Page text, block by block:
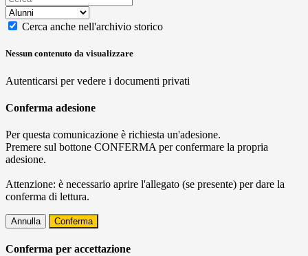
Cerca anche nell'archivio storico
Nessun contenuto da visualizzare
Autenticarsi per vedere i documenti privati
Conferma adesione
Per questa comunicazione è richiesta un'adesione.
Premere sul bottone CONFERMA per confermare la propria
adesione.
Attenzione: è necessario aprire l'allegato (se presente) per dare la
conferma di lettura.
Annulla Conferma
Conferma per accettazione